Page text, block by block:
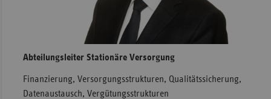
Abteilungsleiter Stationäre Versorgung
Finanzierung, Versorgungsstrukturen, Qualitätssicherung,
Datenaustausch, Vergütungsstrukturen